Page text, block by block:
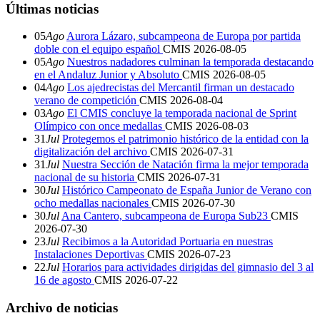
Últimas noticias
05Ago Aurora Lázaro, subcampeona de Europa por partida
doble con el equipo español CMIS 2026-08-05
05Ago Nuestros nadadores culminan la temporada destacando
en el Andaluz Junior y Absoluto CMIS 2026-08-05
04Ago Los ajedrecistas del Mercantil firman un destacado
verano de competición CMIS 2026-08-04
03Ago El CMIS concluye la temporada nacional de Sprint
Olímpico con once medallas CMIS 2026-08-03
31Jul Protegemos el patrimonio histórico de la entidad con la
digitalización del archivo CMIS 2026-07-31
31Jul Nuestra Sección de Natación firma la mejor temporada
nacional de su historia CMIS 2026-07-31
30Jul Histórico Campeonato de España Junior de Verano con
ocho medallas nacionales CMIS 2026-07-30
30Jul Ana Cantero, subcampeona de Europa Sub23 CMIS
2026-07-30
23Jul Recibimos a la Autoridad Portuaria en nuestras
Instalaciones Deportivas CMIS 2026-07-23
22Jul Horarios para actividades dirigidas del gimnasio del 3 al
16 de agosto CMIS 2026-07-22
Archivo de noticias